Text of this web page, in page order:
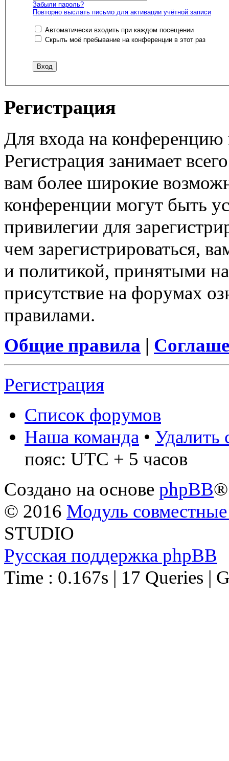
Забыли пароль?
Повторно выслать письмо для активации учётной записи
Автоматически входить при каждом посещении
Скрыть моё пребывание на конференции в этот раз
Регистрация
Для входа на
Регистрация занимает
вам более широкие
конференции могут быть
привилегии для
чем зарегистрироваться,
и политикой, принятыми
присутствие на форумах
правилами.
Общие правила |
Регистрация
Список форумов
Наша команда • Удалить
пояс: UTC + 5 часов
Создано на основе phpBB®
© 2016 Модуль
STUDIO
Русская поддержка phpBB
Time : 0.167s | 17 Queries |